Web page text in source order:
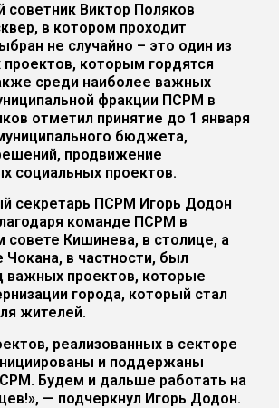
советник Виктор Поляков
в котором проходит
не случайно – это один из
проектов, которым гордятся
среди наиболее важных
фракции ПСРМ в
отметил принятие до 1 января
бюджета,
продвижение
социальных проектов.
секретарь ПСРМ Игорь Додон
команде ПСРМ в
совете Кишинева, в столице, а
Чокана, в частности, был
важных проектов, которые
города, который стал
жителей.
реализованных в секторе
и поддержаны
Будем и дальше работать на
— подчеркнул Игорь Додон.